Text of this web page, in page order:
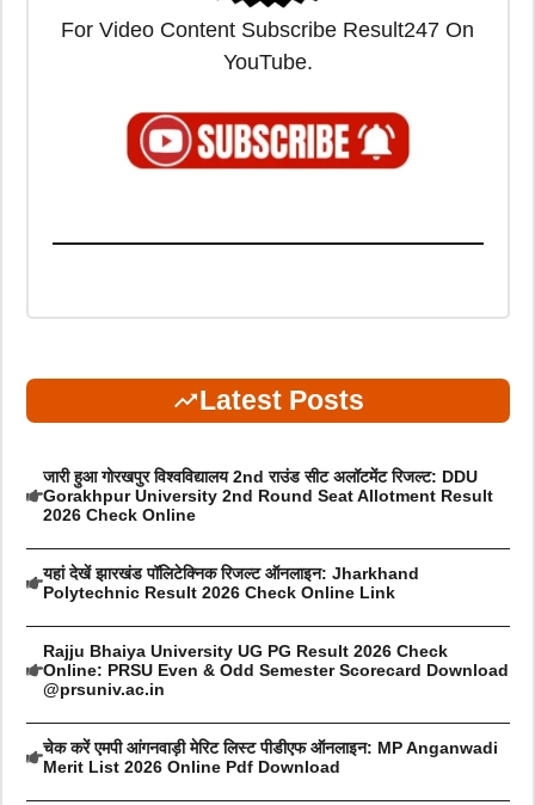
For Video Content Subscribe Result247 On
YouTube.
Latest Posts
जारी हुआ गोरखपुर विश्वविद्यालय 2nd राउंड सीट अलॉटमेंट रिजल्ट: DDU
Gorakhpur University 2nd Round Seat Allotment Result
2026 Check Online
यहां देखें झारखंड पॉलिटेक्निक रिजल्ट ऑनलाइन: Jharkhand
Polytechnic Result 2026 Check Online Link
Rajju Bhaiya University UG PG Result 2026 Check
Online: PRSU Even & Odd Semester Scorecard Download
@prsuniv.ac.in
चेक करें एमपी आंगनवाड़ी मेरिट लिस्ट पीडीएफ ऑनलाइन: MP Anganwadi
Merit List 2026 Online Pdf Download